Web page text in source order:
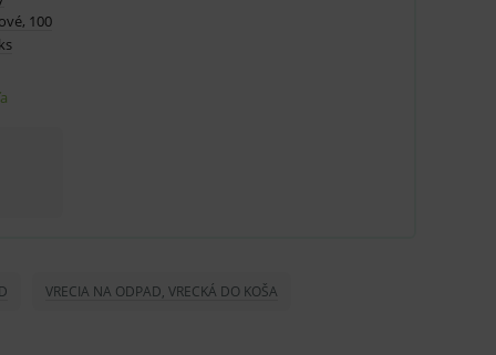
100
VRECIA NA ODPAD, VRECKÁ DO KOŠA
košíka atď. Pre správne